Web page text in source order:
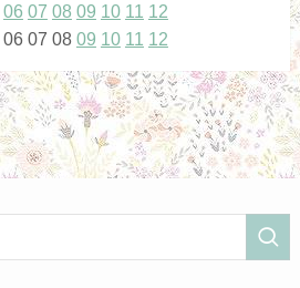
06 07 08 09 10 11 12
06 07 08 09 10 11 12